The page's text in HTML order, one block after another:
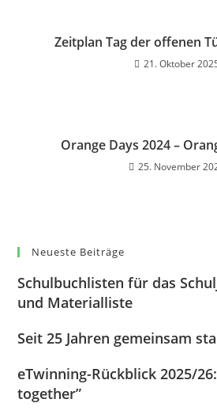
Zeitplan Tag der offenen
21. Oktober
Orange Days 2024 –
25. November
Neueste Beiträge
Schulbuchlisten für das
und Materialliste
Seit 25 Jahren gemeinsam
eTwinning-Rückblick 2025/26:
together”